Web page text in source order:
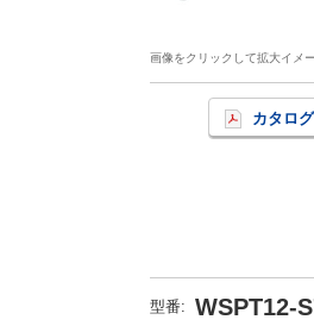
画像をクリックして拡大イメ
カタログ
型番: WSPT12-